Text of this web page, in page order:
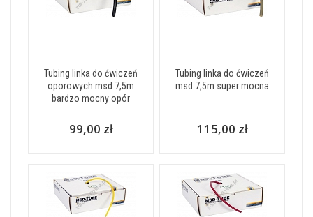
Tubing linka do ćwiczeń
oporowych msd 7,5m
bardzo mocny opór
99,00 zł
Tubing linka do ćwiczeń
msd 7,5m super mocna
115,00 zł